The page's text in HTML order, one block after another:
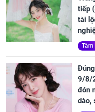
tiếp
tài
Tâm
9/8/
đón
dào,